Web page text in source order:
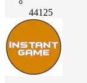
44125